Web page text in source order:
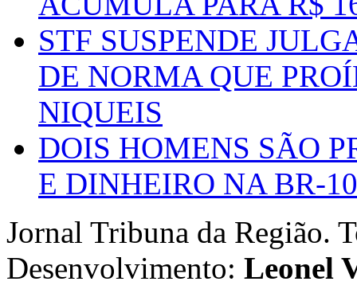
STF SUSPENDE
DE NORMA QUE
NIQUEIS
DOIS HOMENS SÃO
E DINHEIRO NA BR-
Jornal Tribuna da Região.
Desenvolvimento: Leonel